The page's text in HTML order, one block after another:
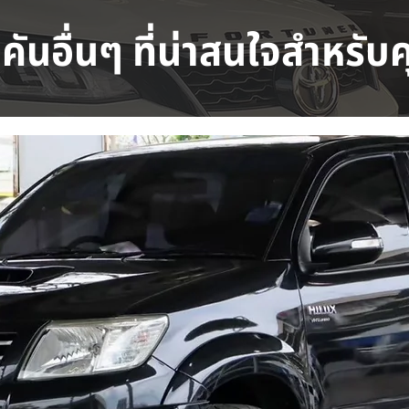
นอื่นๆ ที่น่าสนใจสำหรั